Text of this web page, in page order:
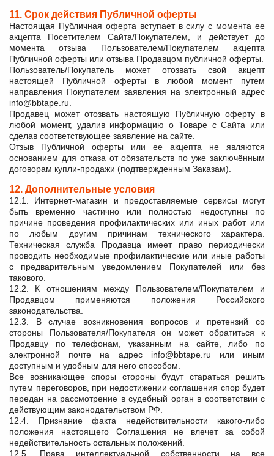
11. Срок действия Публичной оферты
Настоящая Публичная оферта вступает в силу с момента ее
акцепта Посетителем Сайта/Покупателем, и действует до
момента отзыва Пользователем/Покупателем акцепта
Публичной оферты или отзыва Продавцом публичной оферты.
Пользователь/Покупатель может отозвать свой акцепт
настоящей Публичной оферты в любой момент путем
направления Покупателем заявления на электронный адрес
info@bbtape.ru.
Продавец может отозвать настоящую Публичную оферту в
любой момент, удалив информацию о Товаре с Сайта или
сделав соответствующее заявление на сайте.
Отзыв Публичной оферты или ее акцепта не являются
основанием для отказа от обязательств по уже заключённым
договорам купли-продажи (подтвержденным Заказам).
12. Дополнительные условия
12.1. Интернет-магазин и предоставляемые сервисы могут
быть временно частично или полностью недоступны по
причине проведения профилактических или иных работ или
по любым другим причинам технического характера.
Техническая служба Продавца имеет право периодически
проводить необходимые профилактические или иные работы
с предварительным уведомлением Покупателей или без
такового.
12.2. К отношениям между Пользователем/Покупателем и
Продавцом применяются положения Российского
законодательства.
12.3. В случае возникновения вопросов и претензий со
стороны Пользователя/Покупателя он может обратиться к
Продавцу по телефонам, указанным на сайте, либо по
электронной почте на адрес info@bbtape.ru или иным
доступным и удобным для него способом.
Все возникающее споры стороны будут стараться решить
путем переговоров, при недостижении соглашения спор будет
передан на рассмотрение в судебный орган в соответствии с
действующим законодательством РФ.
12.4. Признание факта недействительности какого-либо
положения настоящего Соглашения не влечет за собой
недействительность остальных положений.
12.5. Права интеллектуальной собственности на все